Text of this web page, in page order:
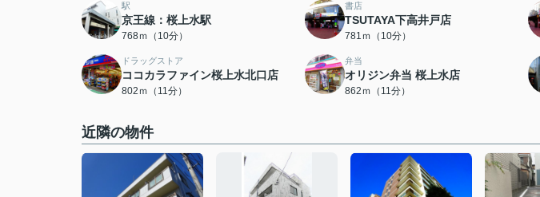
駅
京王線：桜上水駅
768ｍ（10分）
書店
TSUTAYA下高井戸店
781ｍ（10分）
ドラッグストア
ココカラファイン桜上水北口店
802ｍ（11分）
弁当
オリジン弁当 桜上水店
862ｍ（11分）
近隣の物件